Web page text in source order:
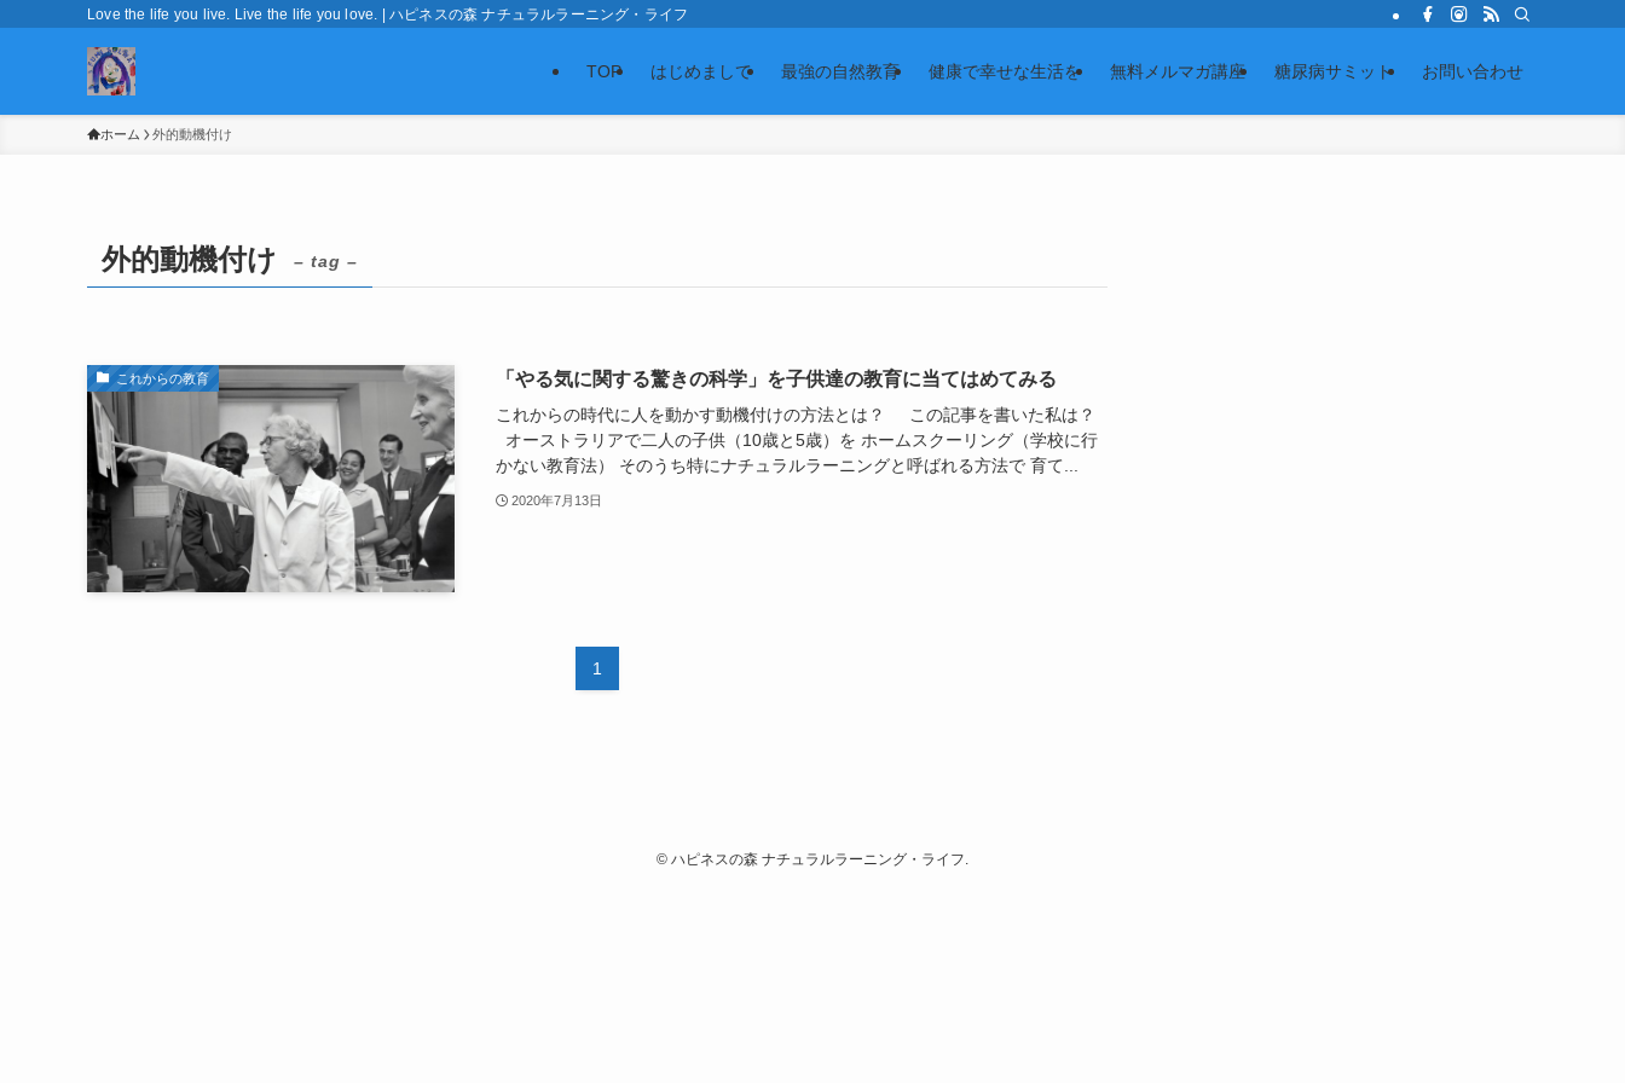
Love the life you live. Live the life you love. | ハピネスの森 ナチュラルラーニング・ライフ
TOP はじめまして 最強の自然教育 健康で幸せな生活を 無料メルマガ講座 糖尿病サミット お問い合わせ
ホーム 外的動機付け
外的動機付け – tag –
これからの教育 「やる気に関する驚きの科学」を子供達の教育に当てはめてみる
これからの時代に人を動かす動機付けの方法とは？ この記事を書いた私は？
オーストラリアで二人の子供（10歳と5歳）を ホームスクーリング（学校に行
かない教育法） そのうち特にナチュラルラーニングと呼ばれる方法で 育て...
2020年7月13日
1
© ハピネスの森 ナチュラルラーニング・ライフ.